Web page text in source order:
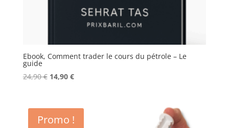
Ebook, Comment trader le cours du pétrole – Le
guide
24,90€ Le
était :
24,90 €.
14,90 €Le
est :
14,90 €.
Promo !